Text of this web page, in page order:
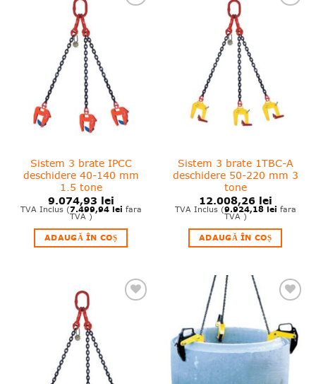
Sistem 3 brate IPCC
deschidere 40-140 mm
1.5 tone
9.074,93 lei
TVA Inclus (7.499,94 lei fara
TVA )
ADAUGĂ ÎN COȘ
Sistem 3 brate 1TBC-A
deschidere 50-220 mm 3
tone
12.008,26 lei
TVA Inclus (9.924,18 lei fara
TVA )
ADAUGĂ ÎN COȘ
Adauga
in
wishlist!